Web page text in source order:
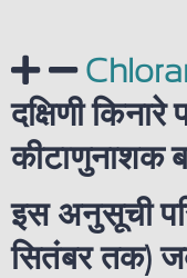
दक्षिणी
कीटाणुनाशक
इस अनुसूची
सितंबर तक)